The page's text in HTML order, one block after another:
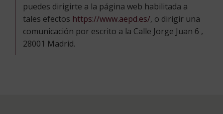
puedes dirigirte a la página web habilitada a
tales efectos https://www.aepd.es/, o dirigir una
comunicación por escrito a la Calle Jorge Juan 6 ,
28001 Madrid.